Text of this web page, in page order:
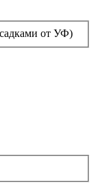
от УФ)